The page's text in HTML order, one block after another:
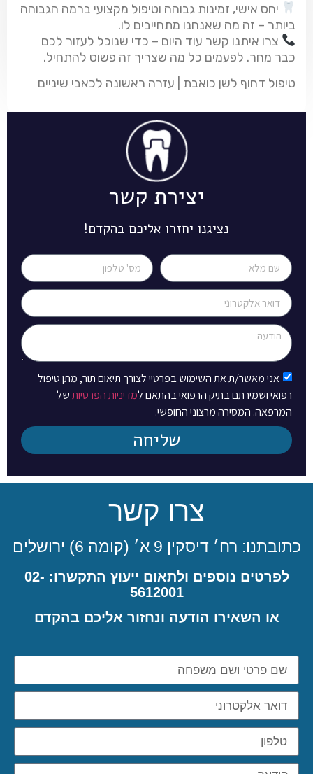
יחס אישי, זמינות גבוהה וטיפול מקצועי ברמה הגבוהה
ביותר – זה מה שאנחנו מתחייבים לו.
צרו איתנו קשר עוד היום – כדי שנוכל לעזור לכם
כבר מחר. לפעמים כל מה שצריך זה פשוט להתחיל.
טיפול דחוף לשן כואבת | עזרה ראשונה לכאבי שיניים
יצירת קשר
נציגנו יחזרו אליכם בהקדם!
אני מאשר/ת את השימוש בפרטיי לצורך תיאום תור, מתן טיפול
רפואי ושמירתם בתיק הרפואי בהתאם למדיניות הפרטיותשל
המרפאה. המסירה מרצוני החופשי.
שליחה
צרו קשר
כתובתנו: רח׳ דיסקין 9 א׳ (קומה 6) ירושלים
לפרטים נוספים ולתאום ייעוץ התקשרו: 02-
5612001
או השאירו הודעה ונחזור אליכם בהקדם